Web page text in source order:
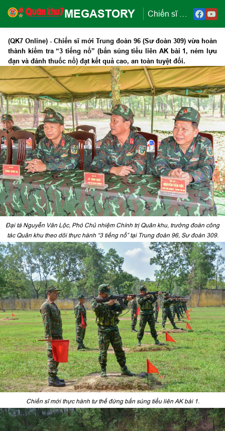
MEGASTORY
(QK7 Online) - Chiến sĩ mới Trung đoàn 96 (Sư đoàn 309) vừa hoàn
thành kiểm tra “3 tiếng nổ” (bắn súng tiểu liên AK bài 1, ném lựu
đạn và đánh thuốc nổ) đạt kết quả cao, an toàn tuyệt đối.
Đại tá Nguyễn Văn Lộc, Phó Chủ nhiệm Chính trị Quân khu, trưởng đoàn công
tác Quân khu theo dõi thực hành “3 tiếng nổ” tại Trung đoàn 96, Sư đoàn 309.
Chiến sĩ mới thực hành tư thế đứng bắn súng tiểu liên AK bài 1.